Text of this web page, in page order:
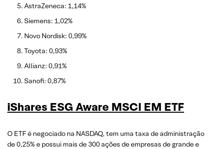
AstraZeneca: 1,14%
Siemens: 1,02%
Novo Nordisk: 0,99%
Toyota: 0,93%
Allianz: 0,91%
Sanofi: 0,87%
iShares ESG Aware MSCI EM ETF
O ETF é negociado na NASDAQ, tem uma taxa de administração
de 0,25% e possui mais de 300 ações de empresas de grande e